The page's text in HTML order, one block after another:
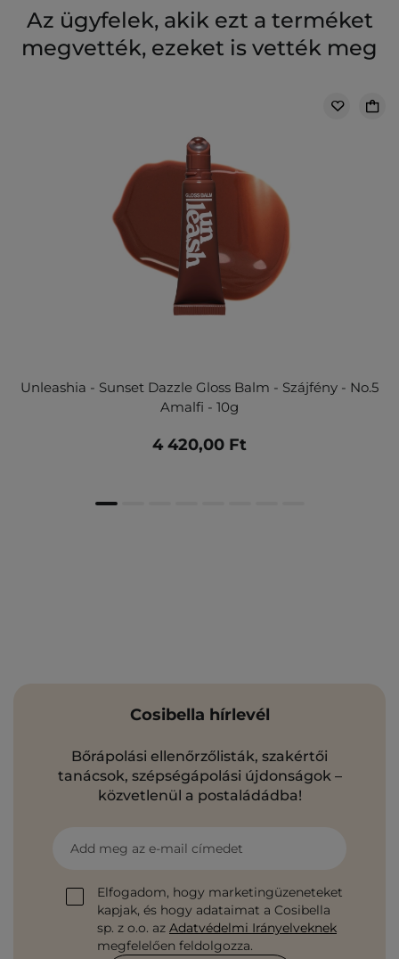
Az ügyfelek, akik ezt a terméket
megvették, ezeket is vették meg
Unleashia - Sunset Dazzle Gloss Balm - Szájfény - No.5
Amalfi - 10g
4 420,00 Ft
Cosibella hírlevél
Bőrápolási ellenőrzőlisták, szakértői
tanácsok, szépségápolási újdonságok –
közvetlenül a postaládádba!
Add meg az e-mail címedet
Elfogadom, hogy marketingüzeneteket
kapjak, és hogy adataimat a Cosibella
sp. z o.o. az Adatvédelmi Irányelveknek
megfelelően feldolgozza.